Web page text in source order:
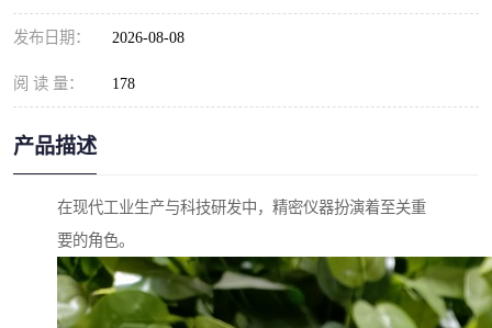
发布日期： 2026-08-08
阅 读 量： 178
产品描述
在现代工业生产与科技研发中，精密仪器扮演着至关重
要的角色。